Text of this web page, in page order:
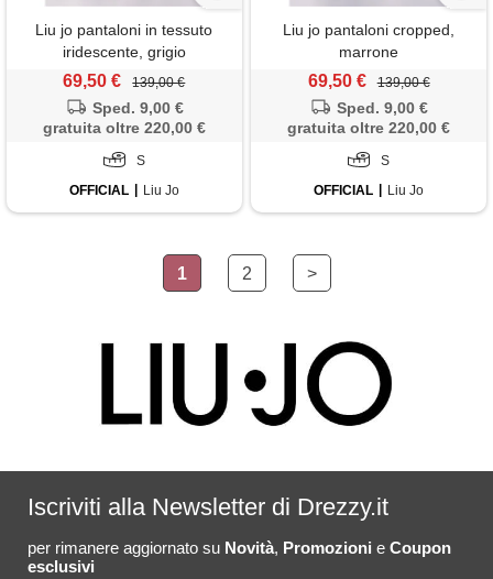
Liu jo pantaloni in tessuto
iridescente, grigio
69,50 € 139,00 €
Sped. 9,00 €
gratuita oltre 220,00 €
S
OFFICIAL
Liu Jo
Liu jo pantaloni cropped,
marrone
69,50 € 139,00 €
Sped. 9,00 €
gratuita oltre 220,00 €
S
OFFICIAL
Liu Jo
1 2 >
Iscriviti alla Newsletter di Drezzy.it
per rimanere aggiornato su Novità, Promozioni e Coupon
esclusivi